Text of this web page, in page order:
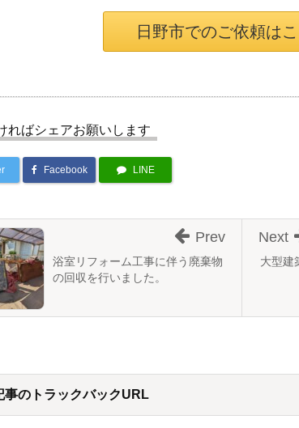
日野市でのご依頼は
ればシェアお願いします
Facebook LINE
大型建
Next
浴室リフォーム工事に伴う廃棄物
の回収を行いました。
Prev
事のトラックバックURL